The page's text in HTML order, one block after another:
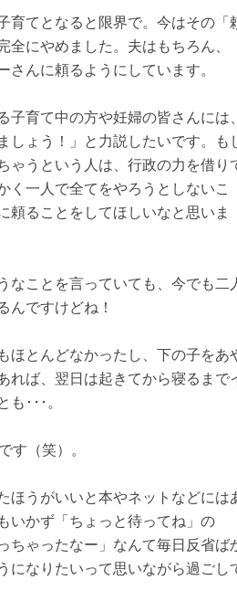
育てとなると限界で。今はその「
全にやめました。夫はもちろん、
さんに頼るようにしています。
子育て中の方や妊婦の皆さんには
しょう！」と力説したいです。も
ゃうという人は、行政の力を借り
く一人で全てをやろうとしないこ
頼ることをしてほしいなと思いま
なことを言っていても、今でも二
んですけどね！
ほとんどなかったし、下の子をあ
れば、翌日は起きてから寝るまで
･･･。
す（笑）。
ほうがいいと本やネットなどには
いかず「ちょっと待ってね」の
ちゃったなー」なんて毎日反省ば
になりたいって思いながら過ごし